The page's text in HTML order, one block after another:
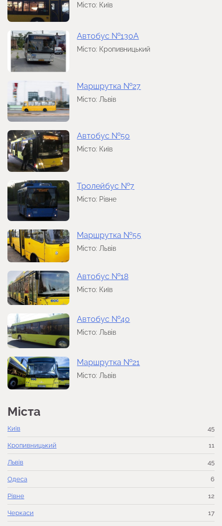
Місто: Київ
Автобус №130А
Місто: Кропивницький
Маршрутка №27
Місто: Львів
Автобус №50
Місто: Київ
Тролейбус №7
Місто: Рівне
Маршрутка №55
Місто: Львів
Автобус №18
Місто: Київ
Автобус №40
Місто: Львів
Маршрутка №21
Місто: Львів
Міста
Київ 45
Кропивницький 11
Львів 45
Одеса 6
Рівне 12
Черкаси 17